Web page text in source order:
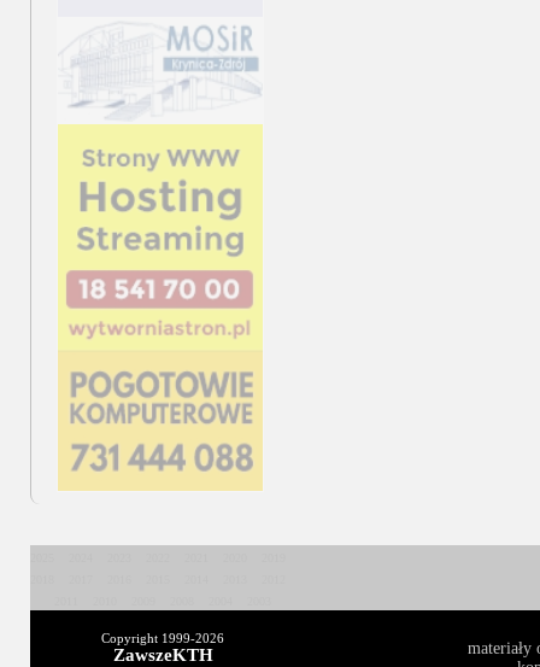
Copyright 1999-2026
ZawszeKTH
materiały